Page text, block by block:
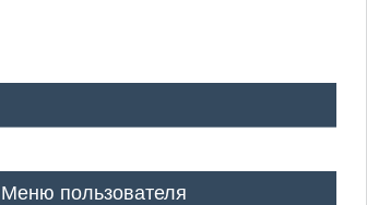
Меню пользователя